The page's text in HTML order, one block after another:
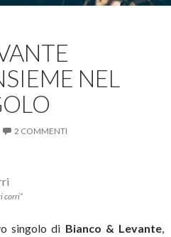
NEL
2 COMMENTI
corri”
singolo di Bianco & Levante